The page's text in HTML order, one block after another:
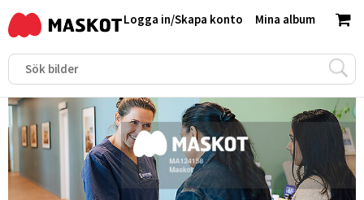
Mina album
Logga in/Skapa konto